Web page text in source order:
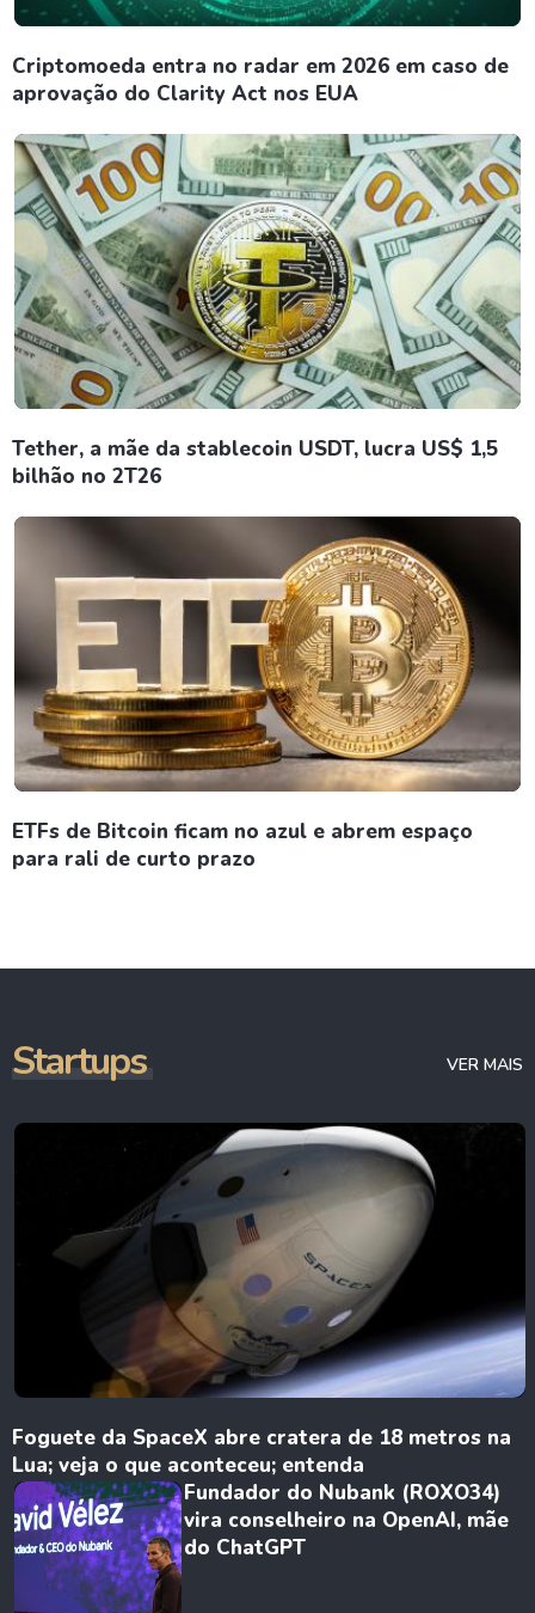
Criptomoeda entra no radar em 2026 em caso de
aprovação do Clarity Act nos EUA
Tether, a mãe da stablecoin USDT, lucra US$ 1,5
bilhão no 2T26
ETFs de Bitcoin ficam no azul e abrem espaço
para rali de curto prazo
Startups VER MAIS
Foguete da SpaceX abre cratera de 18 metros na
Lua; veja o que aconteceu; entenda
Fundador do Nubank (ROXO34)
vira conselheiro na OpenAI, mãe
do ChatGPT